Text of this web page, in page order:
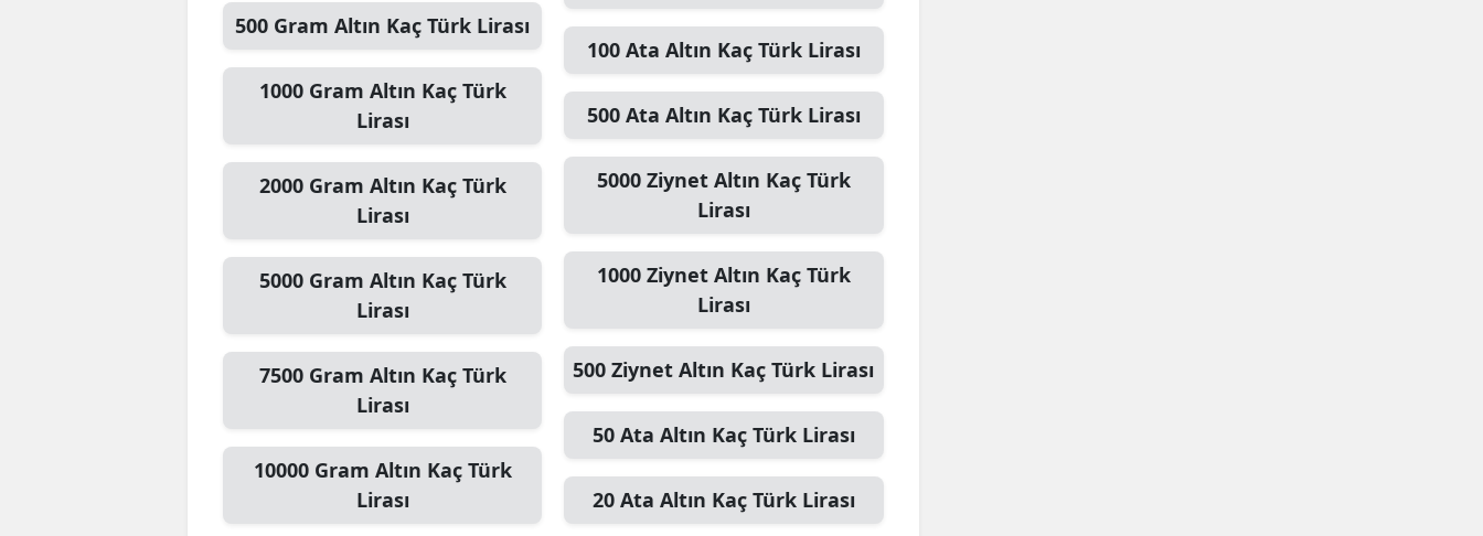
Yozgat
Zonguldak
Bayburt
Kırıkkale
Bartın
Ardahan
Iğdır
Yalova
500 Gram Altın Kaç Türk Lirası
1000 Gram Altın Kaç Türk
Lirası
2000 Gram Altın Kaç Türk
Lirası
5000 Gram Altın Kaç Türk
Lirası
7500 Gram Altın Kaç Türk
Lirası
10000 Gram Altın Kaç Türk
Lirası
100 Ata Altın Kaç Türk Lirası
500 Ata Altın Kaç Türk Lirası
5000 Ziynet Altın Kaç Türk
Lirası
1000 Ziynet Altın Kaç Türk
Lirası
500Ziynet Altın Kaç Türk Lirası
50 Ata Altın Kaç Türk Lirası
20 Ata Altın Kaç Türk Lirası